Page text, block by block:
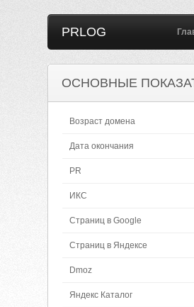
PRLOG
ОСНОВНЫЕ
Возраст домена
Дата окончания
PR
ИКС
Страниц в Google
Страниц в Яндексе
Dmoz
Яндекс Каталог